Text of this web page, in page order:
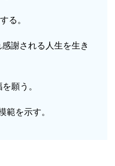
る。
謝される人生を生き
願う。
範を示す。